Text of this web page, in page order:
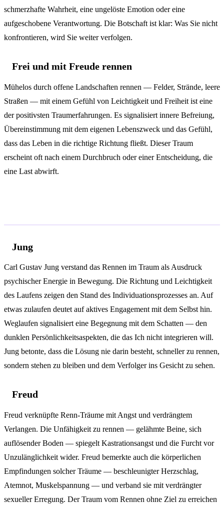
schmerzhafte Wahrheit, eine ungelöste Emotion oder eine
aufgeschobene Verantwortung. Die Botschaft ist klar: Was Sie nicht
konfrontieren, wird Sie weiter verfolgen.
Frei und mit Freude rennen
Mühelos durch offene Landschaften rennen — Felder, Strände, leere
Straßen — mit einem Gefühl von Leichtigkeit und Freiheit ist eine
der positivsten Traumerfahrungen. Es signalisiert innere Befreiung,
Übereinstimmung mit dem eigenen Lebenszweck und das Gefühl,
dass das Leben in die richtige Richtung fließt. Dieser Traum
erscheint oft nach einem Durchbruch oder einer Entscheidung, die
eine Last abwirft.
Jung
Carl Gustav Jung verstand das Rennen im Traum als Ausdruck
psychischer Energie in Bewegung. Die Richtung und Leichtigkeit
des Laufens zeigen den Stand des Individuationsprozesses an. Auf
etwas zulaufen deutet auf aktives Engagement mit dem Selbst hin.
Weglaufen signalisiert eine Begegnung mit dem Schatten — den
dunklen Persönlichkeitsaspekten, die das Ich nicht integrieren will.
Jung betonte, dass die Lösung nie darin besteht, schneller zu rennen,
sondern stehen zu bleiben und dem Verfolger ins Gesicht zu sehen.
Freud
Freud verknüpfte Renn-Träume mit Angst und verdrängtem
Verlangen. Die Unfähigkeit zu rennen — gelähmte Beine, sich
auflösender Boden — spiegelt Kastrationsangst und die Furcht vor
Unzulänglichkeit wider. Freud bemerkte auch die körperlichen
Empfindungen solcher Träume — beschleunigter Herzschlag,
Atemnot, Muskelspannung — und verband sie mit verdrängter
sexueller Erregung. Der Traum vom Rennen ohne Ziel zu erreichen